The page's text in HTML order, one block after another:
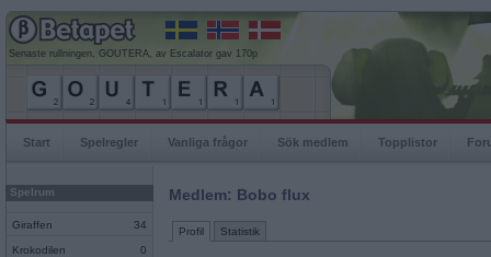
Senaste rullningen, GOUTERA, av Escalator gav 170p
Start Spelregler Vanliga frågor Sök medlem Topplistor
Spelrum
Giraffen 34
Krokodilen 0
Medlem: Bobo flux
Profil Statistik